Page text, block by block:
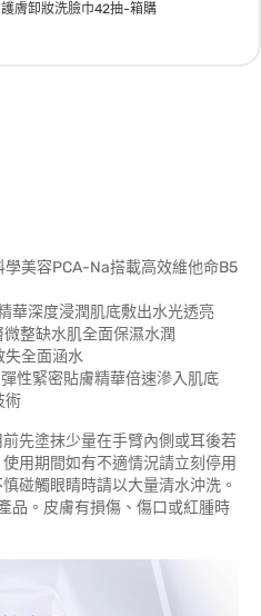
膚卸妝洗臉巾42抽-箱購
美容PCA-Na搭載高效維他命B5
華深度浸潤肌底敷出水光透亮
整缺水肌全面保濕水潤
失全面涵水
性緊密貼膚精華倍速滲入肌底
術
先塗抹少量在手臂內側或耳後若
用期間如有不適情況請立刻停用
碰觸眼睛時請以大量清水沖洗。
品。皮膚有損傷、傷口或紅腫時